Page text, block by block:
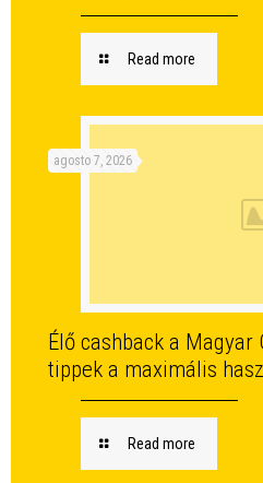
Read more
agosto 7, 2026
Élő cashback a Magyar
tippek a maximális
Read more